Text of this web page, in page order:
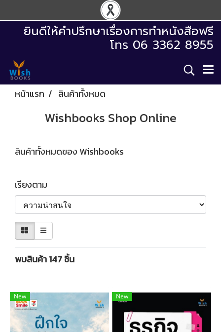
ยินดีให้คำปรึกษาเรื่องการทำหนังสือฟรี
โทร 06 3362 8955
หน้าแรก สินค้าทั้งหมด
Wishbooks Shop Online
สินค้าทั้งหมดของ Wishbooks
เรียงตาม
พบสินค้า 147 ชิ้น
New New